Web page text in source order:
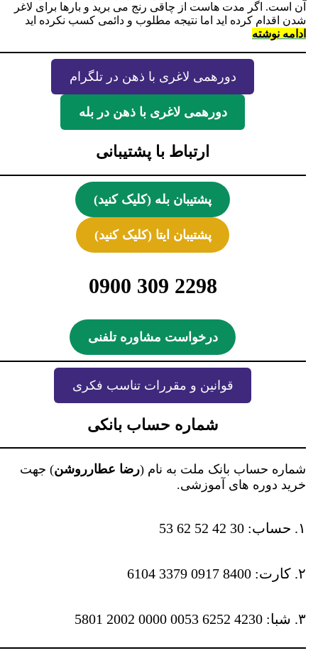
آن است. اگر مدت هاست از چاقی رنج می برید و بارها برای لاغر
شدن اقدام کرده اید اما نتیجه مطلوب و دائمی کسب نکرده اید
ادامه نوشته
دورهمی لاغری با ذهن در تلگرام
دورهمی لاغری با ذهن در بله
ارتباط با پشتیبانی
پشتیبان بله (کلیک کنید)
پشتیبان ایتا (کلیک کنید)
2298 309 0900
درخواست مشاوره تلفنی
قوانین و مقررات تناسب فکری
شماره حساب بانکی
شماره حساب بانک ملت به نام (رضا عطارروشن) جهت
خرید دوره های آموزشی.
۱. حساب: 30 42 52 62 53
۲. کارت: 8400 0917 3379 6104
۳. شبا: 4230 6252 0053 0000 2002 5801